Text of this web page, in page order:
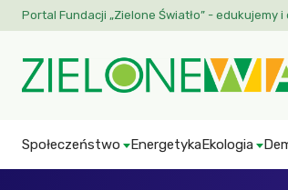
Portal Fundacji „Zielone Światło” - edukujemy
Społeczeństwo EnergetykaEkologia